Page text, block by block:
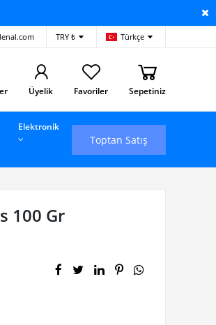
TRY ₺ Türkçe
Üyelik Favoriler Sepetiniz
Elektronik
Toptan Satış
100 Gr